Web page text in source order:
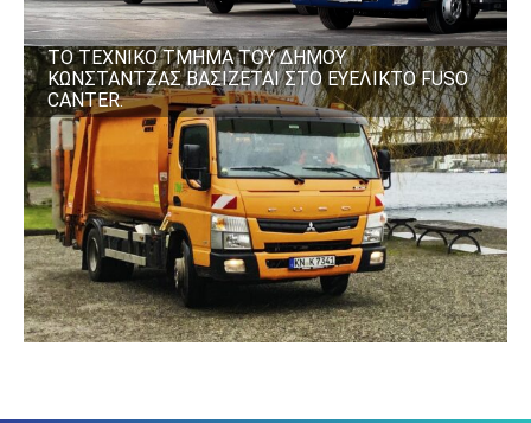
ΤΟ ΤΕΧΝΙΚΟ ΤΜΗΜΑ ΤΟΥ ΔΗΜΟΥ
ΚΩΝΣΤΑΝΤΖΑΣ ΒΑΣΙΖΕΤΑΙ ΣΤΟ ΕΥΕΛΙΚΤΟ FUSO
CANTER.